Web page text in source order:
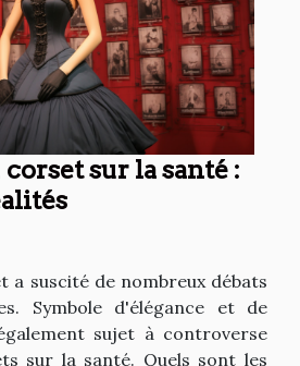
sur la santé :
a suscité de nombreux débats
Symbole d'élégance et de
sujet à controverse
sur la santé. Quels sont les